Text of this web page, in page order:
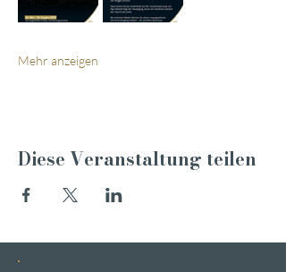
Mehr anzeigen
Diese Veranstaltung teilen